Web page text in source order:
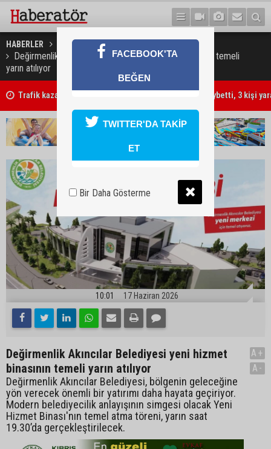
HABERLER BELEDİYELER
Değirmenlik Akıncılar Belediyesi yeni hizmet binasının temeli
yarın atılıyor
Trafik kazasında 85 yaşındaki Turan Obalı hayatını kaybetti, 3 kişi
10:01 17 Haziran 2026
Değirmenlik Akıncılar Belediyesi yeni hizmet
binasının temeli yarın atılıyor
Değirmenlik Akıncılar Belediyesi, bölgenin geleceğine
yön verecek önemli bir yatırımı daha hayata geçiriyor.
Modern belediyecilik anlayışının simgesi olacak Yeni
Hizmet Binası'nın temel atma töreni, yarın saat
19.30’da gerçekleştirilecek.
A+
A-
FACEBOOK'TA
BEĞEN
TWITTER'DA TAKİP
ET
Bir Daha Gösterme